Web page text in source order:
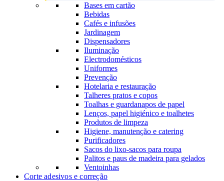
Bases em cartão
Bebidas
Cafés e infusões
Jardinagem
Dispensadores
Iluminação
Electrodomésticos
Uniformes
Prevenção
Hotelaria e restauração
Talheres pratos e copos
Toalhas e guardanapos de papel
Lenços, papel higiénico e toalhetes
Produtos de limpeza
Higiene, manutenção e catering
Purificadores
Sacos do lixo-sacos para roupa
Palitos e paus de madeira para gelados
Ventoinhas
Corte adesivos e correção